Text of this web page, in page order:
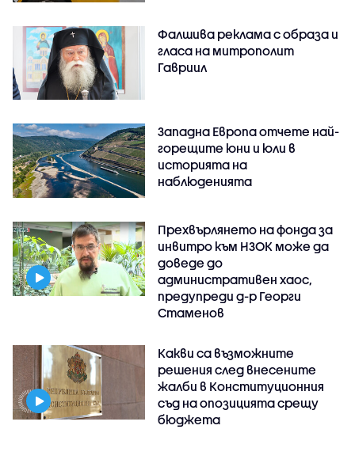
Фалшива реклама с образа и
гласа на митрополит
Гавриил
Западна Европа отчете най-
горещите юни и юли в
историята на
наблюденията
Прехвърлянето на фонда за
инвитро към НЗОК може да
доведе до
административен хаос,
предупреди д-р Георги
Стаменов
Какви са възможните
решения след внесените
жалби в Конституционния
съд на опозицията срещу
бюджета